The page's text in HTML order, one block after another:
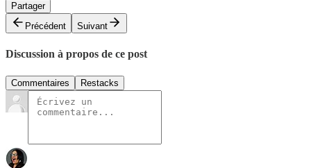
Partager
Précédent
Suivant
Discussion à propos de ce post
Commentaires Restacks